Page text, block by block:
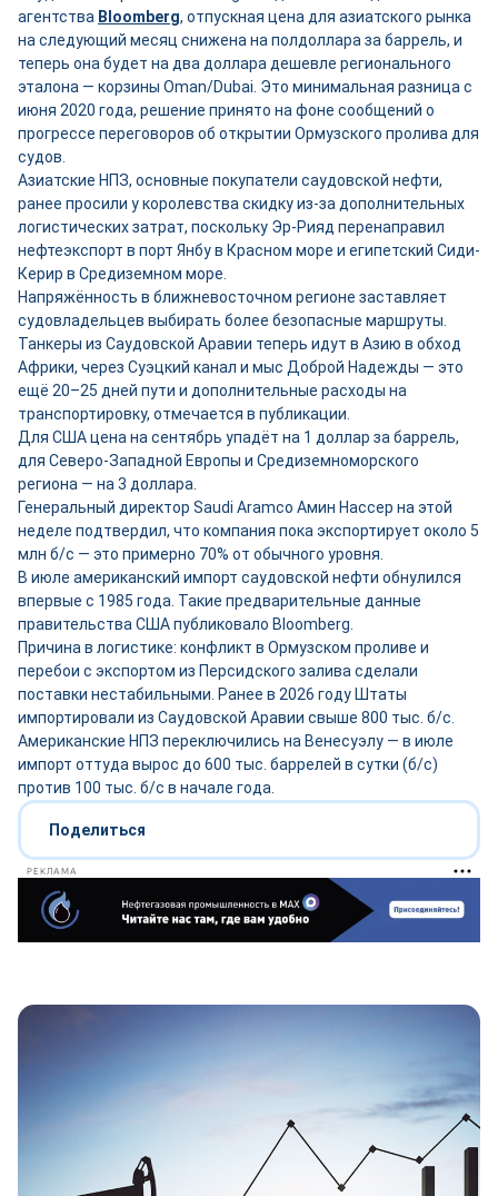
агентства Bloomberg, отпускная цена для азиатского рынка
на следующий месяц снижена на полдоллара за баррель, и
теперь она будет на два доллара дешевле регионального
эталона — корзины Oman/Dubai. Это минимальная разница с
июня 2020 года, решение принято на фоне сообщений о
прогрессе переговоров об открытии Ормузского пролива для
судов.
Азиатские НПЗ, основные покупатели саудовской нефти,
ранее просили у королевства скидку из-за дополнительных
логистических затрат, поскольку Эр-Рияд перенаправил
нефтеэкспорт в порт Янбу в Красном море и египетский Сиди-
Керир в Средиземном море.
Напряжённость в ближневосточном регионе заставляет
судовладельцев выбирать более безопасные маршруты.
Танкеры из Саудовской Аравии теперь идут в Азию в обход
Африки, через Суэцкий канал и мыс Доброй Надежды — это
ещё 20–25 дней пути и дополнительные расходы на
транспортировку, отмечается в публикации.
Для США цена на сентябрь упадёт на 1 доллар за баррель,
для Северо-Западной Европы и Средиземноморского
региона — на 3 доллара.
Генеральный директор Saudi Aramco Амин Нассер на этой
неделе подтвердил, что компания пока экспортирует около 5
млн б/с — это примерно 70% от обычного уровня.
В июле американский импорт саудовской нефти обнулился
впервые с 1985 года. Такие предварительные данные
правительства США публиковало Bloomberg.
Причина в логистике: конфликт в Ормузском проливе и
перебои с экспортом из Персидского залива сделали
поставки нестабильными. Ранее в 2026 году Штаты
импортировали из Саудовской Аравии свыше 800 тыс. б/с.
Американские НПЗ переключились на Венесуэлу — в июле
импорт оттуда вырос до 600 тыс. баррелей в сутки (б/с)
против 100 тыс. б/с в начале года.
Поделиться
РЕКЛАМА